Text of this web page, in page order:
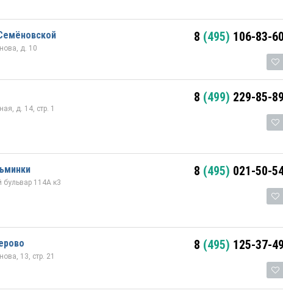
д. 10
8 (495) 106-83-60
д. 14, стр. 1
8 (499) 229-85-89
114А к3
8 (495) 021-50-
13, стр. 21
8 (495) 125-37-49